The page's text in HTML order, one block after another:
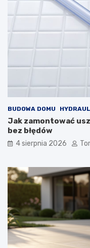
BUDOWA DOMU
Jak zamontować
bez błędów
4 sierpnia 2026